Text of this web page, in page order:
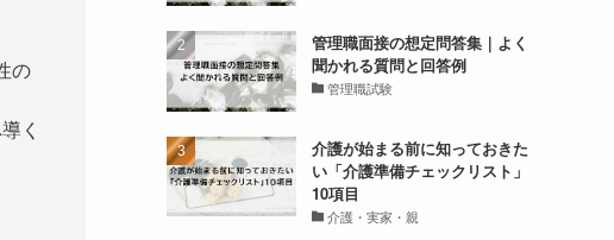
の
く
管理職面接の想定問答集｜よく
聞かれる質問と回答例
管理職試験
介護が始まる前に知っておきた
い「介護準備チェックリスト」
10項目
介護・実家・親